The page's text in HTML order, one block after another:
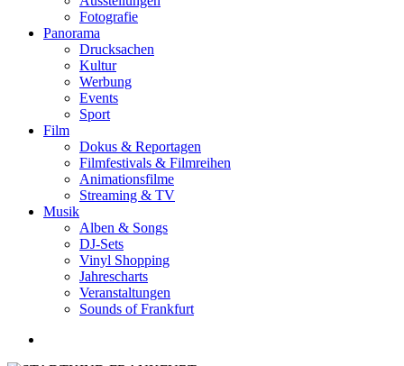
Fotografie
Panorama
Drucksachen
Kultur
Werbung
Events
Sport
Film
Dokus & Reportagen
Filmfestivals & Filmreihen
Animationsfilme
Streaming & TV
Musik
Alben & Songs
DJ-Sets
Vinyl Shopping
Jahrescharts
Veranstaltungen
Sounds of Frankfurt